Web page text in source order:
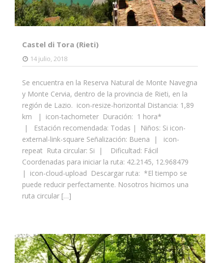
Castel di Tora (Rieti)
14 julio, 2018
Se encuentra en la Reserva Natural de Monte Navegna
y Monte Cervia, dentro de la provincia de Rieti, en la
región de Lazio. icon-resize-horizontal Distancia: 1,89
km | icon-tachometer Duración: 1 hora*
| Estación recomendada: Todas | Niños: Si icon-
external-link-square Señalización: Buena | icon-
repeat Ruta circular: Si | Dificultad: Fácil
Coordenadas para iniciar la ruta: 42.2145, 12.968479
| icon-cloud-upload Descargar ruta: *El tiempo se
puede reducir perfectamente. Nosotros hicimos una
ruta circular […]